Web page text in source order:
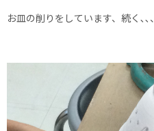
お皿の削りをしています、続く､､、